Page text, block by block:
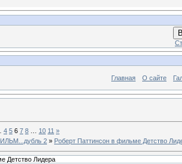
Главная О сайте
4 5 6 7 8 10 11 »
2 » Роберт Паттинсон в фильме Детство
Детство Лидера